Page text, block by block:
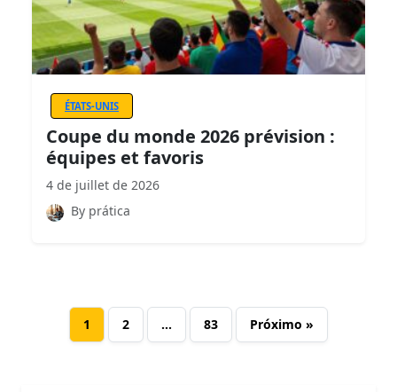
ÉTATS-UNIS
Coupe du monde 2026 prévision :
équipes et favoris
4 de juillet de 2026
By prática
1 2 … 83 Próximo »